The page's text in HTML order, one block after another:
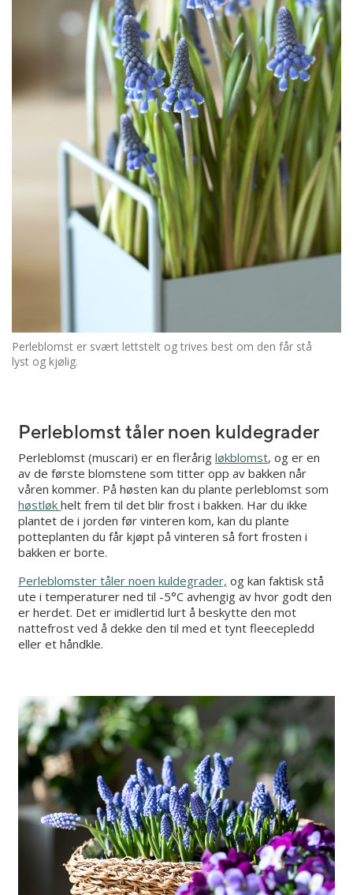
Perleblomst er svært lettstelt og trives best om den får stå
lyst og kjølig.
Perleblomst tåler noen kuldegrader
Perleblomst (muscari) er en flerårig løkblomst, og er en
av de første blomstene som titter opp av bakken når
våren kommer. På høsten kan du plante perleblomst som
høstløk helt frem til det blir frost i bakken. Har du ikke
plantet de i jorden før vinteren kom, kan du plante
potteplanten du får kjøpt på vinteren så fort frosten i
bakken er borte.
Perleblomster tåler noen kuldegrader, og kan faktisk stå
ute i temperaturer ned til -5°C avhengig av hvor godt den
er herdet. Det er imidlertid lurt å beskytte den mot
nattefrost ved å dekke den til med et tynt fleecepledd
eller et håndkle.